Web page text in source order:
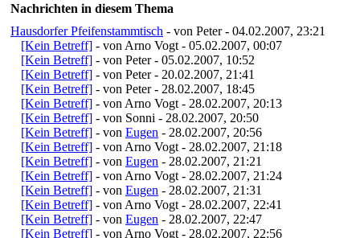
Nachrichten in diesem Thema
Hausdorfer Pfeifenstammtisch - von Peter - 04.02.2007, 23:21
[Kein Betreff] - von Arno Vogt - 05.02.2007, 00:07
[Kein Betreff] - von Peter - 05.02.2007, 10:52
[Kein Betreff] - von Peter - 20.02.2007, 21:41
[Kein Betreff] - von Peter - 28.02.2007, 18:45
[Kein Betreff] - von Arno Vogt - 28.02.2007, 20:13
[Kein Betreff] - von Sonni - 28.02.2007, 20:50
[Kein Betreff] - von Eugen - 28.02.2007, 20:56
[Kein Betreff] - von Arno Vogt - 28.02.2007, 21:18
[Kein Betreff] - von Eugen - 28.02.2007, 21:21
[Kein Betreff] - von Arno Vogt - 28.02.2007, 21:24
[Kein Betreff] - von Eugen - 28.02.2007, 21:31
[Kein Betreff] - von Arno Vogt - 28.02.2007, 22:41
[Kein Betreff] - von Eugen - 28.02.2007, 22:47
[Kein Betreff] - von Arno Vogt - 28.02.2007, 22:56